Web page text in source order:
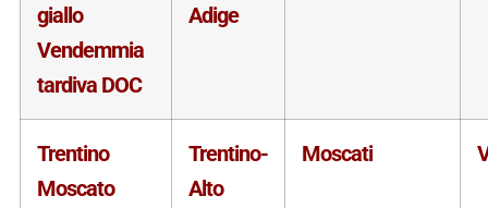
giallo
Vendemmia
tardiva DOC
Adige
Trentino
Moscato
Trentino-
Alto
Moscati